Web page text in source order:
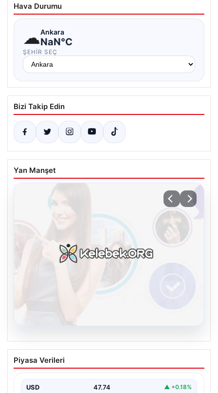
Hava Durumu
☁Ankara
NaN°C
ŞEHIR SEÇ
Bizi Takip Edin
Yan Manşet
Kelebek sohbet platformu İle Dijital
İletişimin Güvenli Adresi Ve Chat
İnternet çağında insanların güvenli bir biçimde bağlantı
Piyasa Verileri
USD 47.74 ▲ +0.18%